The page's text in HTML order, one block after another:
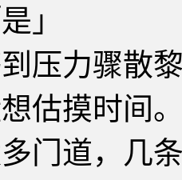
力骤散黎
估摸时间
门道，几